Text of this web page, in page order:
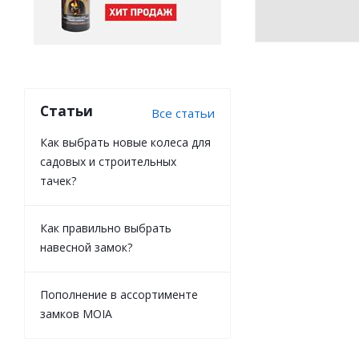
Статьи Все статьи
Как выбрать новые колеса для
садовых и строительных
тачек?
Как правильно выбрать
навесной замок?
Пополнение в ассортименте
замков MOIA